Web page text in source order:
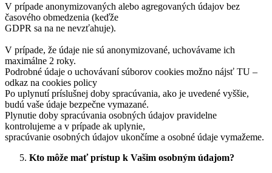
V prípade anonymizovaných alebo agregovaných údajov bez
časového obmedzenia (keďže
GDPR sa na ne nevzťahuje).
V prípade, že údaje nie sú anonymizované, uchovávame ich
maximálne 2 roky.
Podrobné údaje o uchovávaní súborov cookies možno nájsť TU –
odkaz na cookies policy
Po uplynutí príslušnej doby spracúvania, ako je uvedené vyššie,
budú vaše údaje bezpečne vymazané.
Plynutie doby spracúvania osobných údajov pravidelne
kontrolujeme a v prípade ak uplynie,
spracúvanie osobných údajov ukončíme a osobné údaje vymažeme.
Kto môže mať prístup k Vašim osobným údajom?